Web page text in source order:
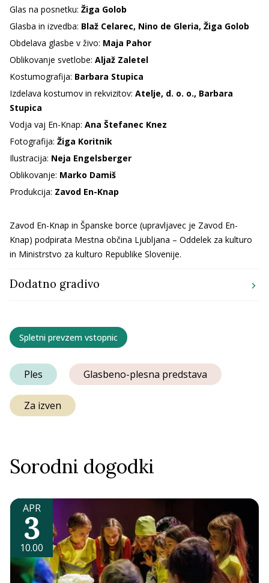
Glas na posnetku: Žiga Golob
Glasba in izvedba: Blaž Celarec, Nino de Gleria, Žiga Golob
Obdelava glasbe v živo: Maja Pahor
Oblikovanje svetlobe: Aljaž Zaletel
Kostumografija: Barbara Stupica
Izdelava kostumov in rekvizitov: Atelje, d. o. o., Barbara
Stupica
Vodja vaj En-Knap: Ana Štefanec Knez
Fotografija: Žiga Koritnik
Ilustracija: Neja Engelsberger
Oblikovanje: Marko Damiš
Produkcija: Zavod En-Knap
Zavod En-Knap in Španske borce (upravljavec je Zavod En-
Knap) podpirata Mestna občina Ljubljana – Oddelek za kulturo
in Ministrstvo za kulturo Republike Slovenije.
Dodatno gradivo chevron_right
Spletni prevzem vstopnic
Ples Glasbeno-plesna predstava
Za izven
Sorodni dogodki
APR
3
10.00